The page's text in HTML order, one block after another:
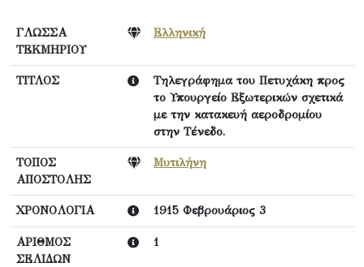
ΓΛΩΣΣΑ
ΤΕΚΜΗΡΙΟΥ
Ελληνική
ΤΙΤΛΟΣ
Τηλεγράφημα του Πετυχάκη προς
το Υπουργείο Εξωτερικών σχετικά
με την κατακευή αεροδρομίου
στην Τένεδο.
ΤΟΠΟΣ
ΑΠΟΣΤΟΛΗΣ
Μυτιλήνη
ΧΡΟΝΟΛΟΓΙΑ 1915 Φεβρουάριος 3
ΑΡΙΘΜΟΣ
ΣΕΛΙΔΩΝ
1